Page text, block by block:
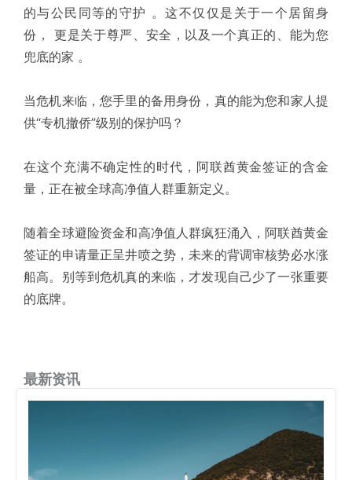
的与公民同等的守护 。这不仅仅是关于一个居留身
份， 更是关于尊严、安全，以及一个真正的、能为您
兜底的家 。
当危机来临，您手里的备用身份，真的能为您和家人提
供“专机撤侨”级别的保护吗？
在这个充满不确定性的时代，阿联酋黄金签证的含金
量，正在被全球高净值人群重新定义。
随着全球避险资金和高净值人群疯狂涌入，阿联酋黄金
签证的申请量正呈井喷之势，未来的背调审核势必水涨
船高。别等到危机真的来临，才发现自己少了一张重要
的底牌。
最新资讯